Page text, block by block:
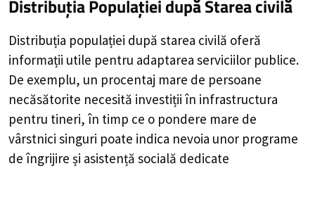
Distribuția Populațieidupă Starea civilă
Distribuția populației după starea civilă oferă
informații utile pentru adaptarea serviciilor publice.
De exemplu, un procentaj mare de persoane
necăsătorite necesită investiții în infrastructura
pentru tineri, în timp ce o pondere mare de
vârstnici singuri poate indica nevoia unor programe
de îngrijire și asistență socială dedicate